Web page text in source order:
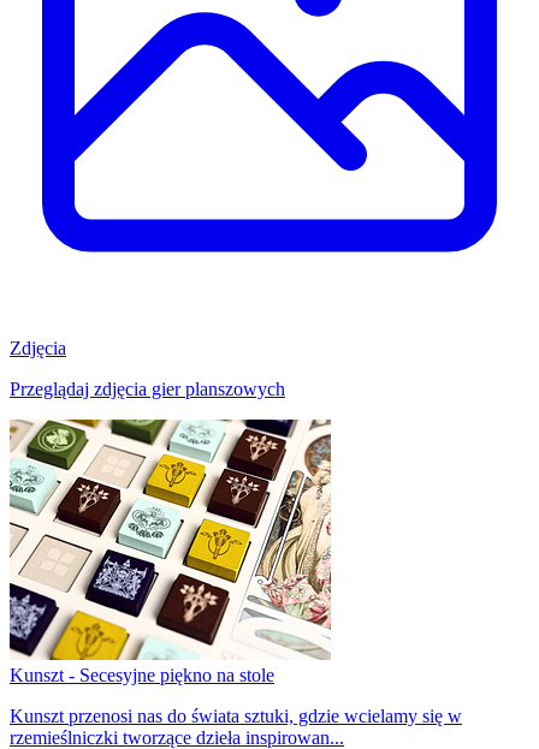
Zdjęcia
Przeglądaj zdjęcia gier planszowych
Kunszt - Secesyjne piękno na stole
Kunszt przenosi nas do świata sztuki, gdzie wcielamy się w
rzemieślniczki tworzące dzieła inspirowan...